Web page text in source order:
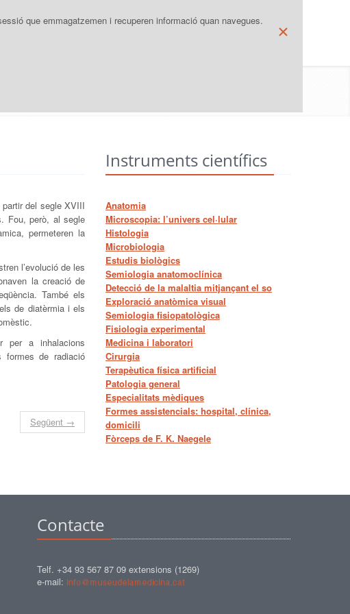
×
que emmagatzemen i recuperen informació quan navegues.
del segle XVIII
Fou, però, al segle
permeteren la
l’evolució de les
la creació de
També els
de diatèrmia i els
per a inhalacions
formes de radiació
Següent →
Instruments científics
Anatomia
Microscopia: l’univers cel·lular
Histologia
Microbiologia
Estudis biològics
Semiologia anatomoclínica
Detecció de la malaltia mitjançant el so
Exploració anatòmica visual
Semiologia fisiopatològica
Fisiologia experimental
Medicina i laboratori
Cirurgia
Terapèutica física artificial
Patologia general
Especialitats mèdiques
Formes assistencials: hospital, clínica,
domicili
Fòrceps de F. K. Naegele
Contacte
Telf. +34 93 567 87 09 extensions (1269)
e-mail: